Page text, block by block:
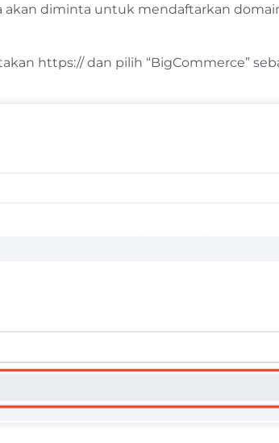
akan diminta untuk mendaftarkan
https:// dan pilih “BigCommerce”